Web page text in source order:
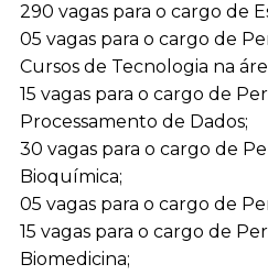
290 vagas para o cargo de
05 vagas para o cargo de
Cursos de Tecnologia na
15 vagas para o cargo de
Processamento de Dados;
30 vagas para o cargo de
Bioquímica;
05 vagas para o cargo de
15 vagas para o cargo de
Biomedicina;